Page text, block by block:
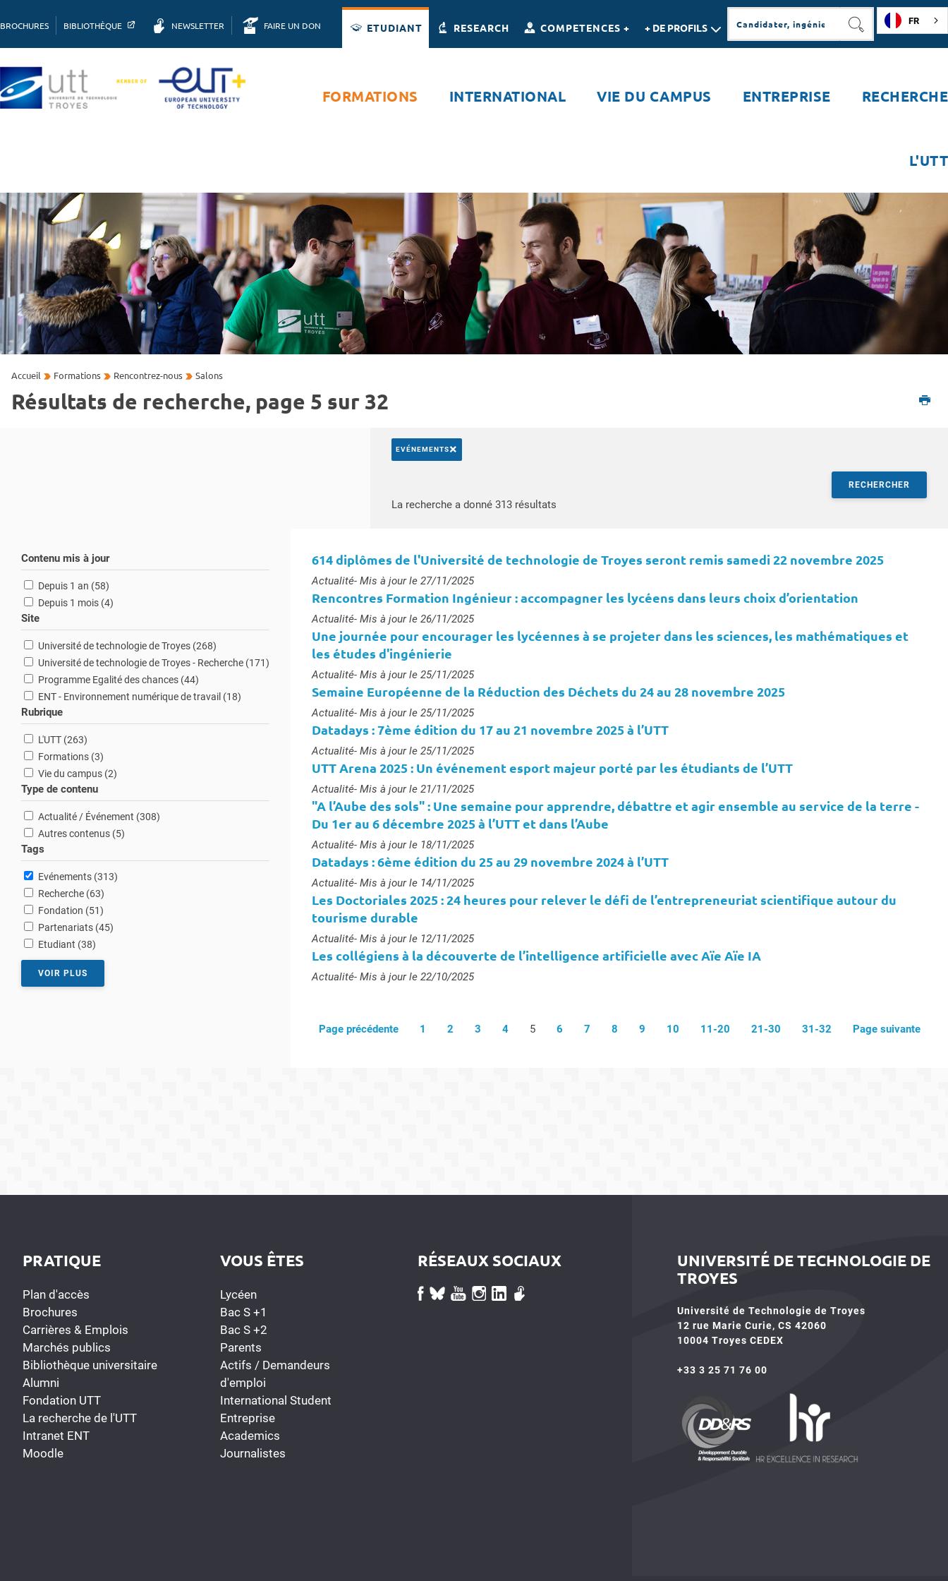
BROCHURES BIBLIOTHÈQUE NEWSLETTER FAIRE UN DON ETUDIANT RESEARCH COMPETENCES + + DE PROFILS
RECHERCHER
FR
FORMATIONS INTERNATIONAL VIE DU CAMPUS ENTREPRISE RECHERCHE
L'UTT
Accueil Formations Rencontrez-nous Salons
Résultats de recherche, page 5 sur 32
EVÉNEMENTS×
RECHERCHER
La recherche a donné 313 résultats
Contenu mis à jour
Depuis 1 an (58résultats
)
Depuis 1 mois (4résultats
)
Site
Université de technologie de Troyes (268résultats
)
Université de technologie de Troyes - Recherche (171résultats
)
Programme Egalité des chances (44résultats
)
ENT - Environnement numérique de travail (18résultats
)
Rubrique
L'UTT (263résultats
)
Formations (3résultats
)
Vie du campus (2résultats
)
Type de contenu
Actualité / Événement (308résultats
)
Autres contenus (5résultats
)
Tags
Evénements (313résultats
)
Recherche (63résultats
)
Fondation (51résultats
)
Partenariats (45résultats
)
Etudiant (38résultats
)
VOIR PLUS
614 diplômes de l'Université de technologie de Troyes seront remis samedi 22 novembre 2025
Type :
Actualité- Mis à jour le 27/11/2025
Rencontres Formation Ingénieur : accompagner les lycéens dans leurs choix d’orientation
Type :
Actualité- Mis à jour le 26/11/2025
Une journée pour encourager les lycéennes à se projeter dans les sciences, les mathématiques et
les études d'ingénierie
Type :
Actualité- Mis à jour le 25/11/2025
Semaine Européenne de la Réduction des Déchets du 24 au 28 novembre 2025
Type :
Actualité- Mis à jour le 25/11/2025
Datadays : 7ème édition du 17 au 21 novembre 2025 à l’UTT
Type :
Actualité- Mis à jour le 25/11/2025
UTT Arena 2025 : Un événement esport majeur porté par les étudiants de l’UTT
Type :
Actualité- Mis à jour le 21/11/2025
"A l’Aube des sols" : Une semaine pour apprendre, débattre et agir ensemble au service de la terre -
Du 1er au 6 décembre 2025 à l’UTT et dans l’Aube
Type :
Actualité- Mis à jour le 18/11/2025
Datadays : 6ème édition du 25 au 29 novembre 2024 à l’UTT
Type :
Actualité- Mis à jour le 14/11/2025
Les Doctoriales 2025 : 24 heures pour relever le défi de l’entrepreneuriat scientifique autour du
tourisme durable
Type :
Actualité- Mis à jour le 12/11/2025
Les collégiens à la découverte de l’intelligence artificielle avec Aïe Aïe IA
Type :
Actualité- Mis à jour le 22/10/2025
Page précédente 1 2 3 4 5 6 7 8 9 10 11-20 21-30 31-32 Page suivante
PRATIQUE
Plan d'accès
Brochures
Carrières & Emplois
Marchés publics
Bibliothèque universitaire
Alumni
Fondation UTT
La recherche de l'UTT
Intranet ENT
Moodle
VOUS ÊTES
Lycéen
Bac S +1
Bac S +2
Parents
Actifs / Demandeurs
d'emploi
International Student
Entreprise
Academics
Journalistes
RÉSEAUX SOCIAUX
UNIVERSITÉ DE TECHNOLOGIE DE
TROYES
Université de Technologie de Troyes
12 rue Marie Curie, CS 42060
10004 Troyes CEDEX
+33 3 25 71 76 00